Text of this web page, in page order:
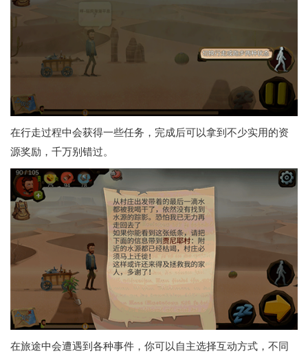
在行走过程中会获得一些任务，完成后可以拿到不少实用的资
源奖励，千万别错过。
在旅途中会遭遇到各种事件，你可以自主选择互动方式，不同